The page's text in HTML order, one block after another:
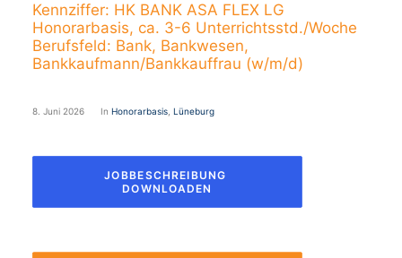
Kennziffer: HK BANK ASA FLEX LG
Honorarbasis, ca. 3-6 Unterrichtsstd./Woche
Berufsfeld: Bank, Bankwesen,
Bankkaufmann/Bankkauffrau (w/m/d)
8. Juni 2026 In Honorarbasis Lüneburg
JOBBESCHREIBUNG
DOWNLOADEN